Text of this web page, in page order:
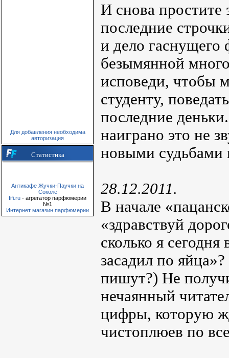
Для добавления необходима
авторизация
Статистика
Антикафе Жучки-Паучки на
Соколе
fifi.ru - агрегатор парфюмерии
№1
Интернет магазин парфюмерии
И снова
последние
и дело гаснущего
безымянной
исповеди, чтобы
студенту,
последние
наиграно это не
новыми судьбами
28.12.2011.
В начале
«здравствуй
сколько я
засадил по
пишут?) Не
нечаянный
цифры, которую
чистоплюев по